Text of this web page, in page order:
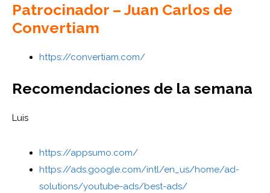
Patrocinador – Juan Carlos de
Convertiam
https://convertiam.com/
Recomendaciones de la semana
Luis
https://appsumo.com/
https://ads.google.com/intl/en_us/home/ad-
solutions/youtube-ads/best-ads/